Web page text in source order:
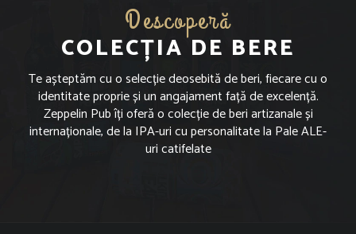
Descoperă
COLECȚIA DE BERE
Te așteptăm cu o selecție deosebită de beri, fiecare cu o
identitate proprie și un angajament față de excelență.
Zeppelin Pub îți oferă o colecție de beri artizanale și
internaționale, de la IPA-uri cu personalitate la Pale ALE-
uri catifelate